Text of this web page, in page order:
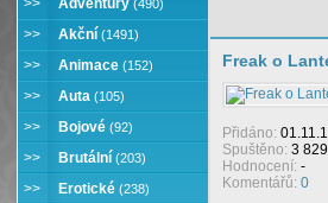
>> Adventury (490)
>> Akční (1491)
>> Animace (152)
>> Auta (105)
>> Bojové (92)
>> Brutální (203)
>> Erotické (238)
Freak o
Přidáno:
Spuštěno: 3
Hodnocení: -
Komentářů: 0